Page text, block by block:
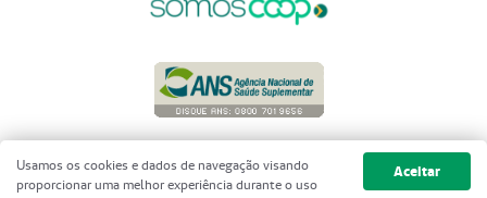
Copyright 2001 - 2026 Unimed do
Brasil - Todos os direitos reservados
Usamos os cookies e dados de navegação visando
proporcionar uma melhor experiência durante o uso
Aceitar